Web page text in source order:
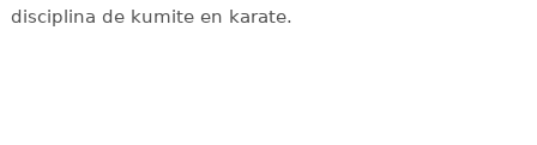
disciplina de kumite en karate.